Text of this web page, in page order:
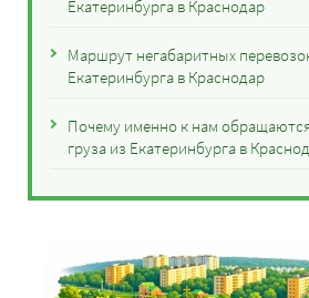
Екатеринбурга в Краснодар
Маршрут негабаритных
Екатеринбурга в Краснодар
Почему именно к нам
груза из Екатеринбурга в